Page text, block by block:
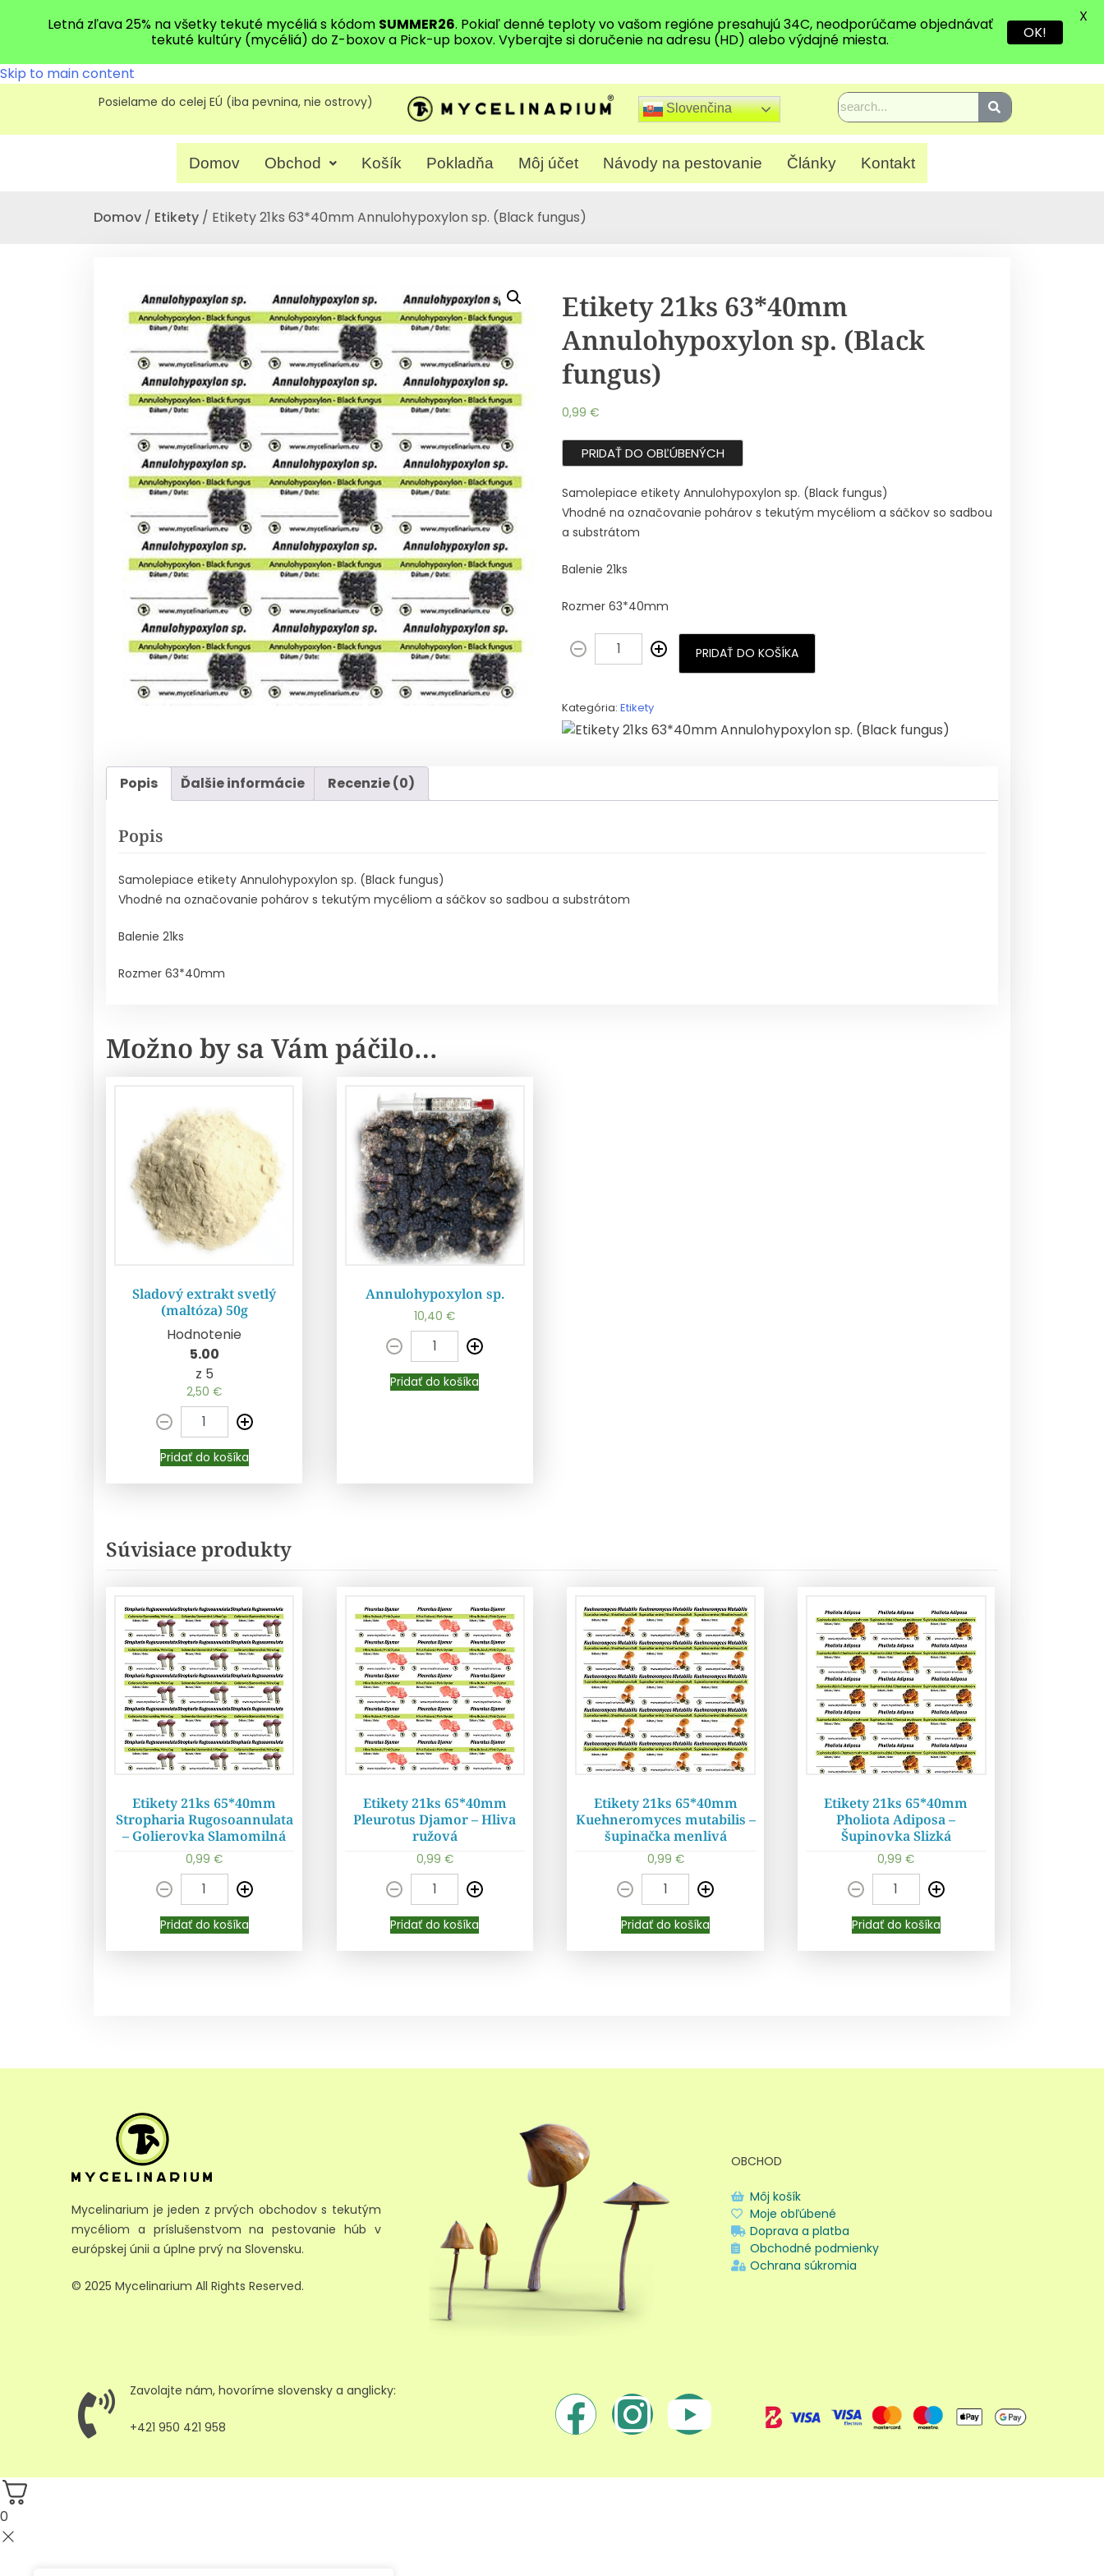
Skip to main content
Posielame do celej EÚ (iba pevnina, nie ostrovy) Slovenčina
Domov Obchod Košík Pokladňa Môj účet Návody na pestovanie Články Kontakt
Domov / Etikety / Etikety 21ks 63*40mm Annulohypoxylon sp. (Black fungus)
Etikety 21ks 63*40mm
Annulohypoxylon sp. (Black
fungus)
0,99 €
PRIDAŤ DO OBĽÚBENÝCH
Samolepiace etikety Annulohypoxylon sp. (Black fungus)
Vhodné na označovanie pohárov s tekutým mycéliom a sáčkov so sadbou
a substrátom
Balenie 21ks
Rozmer 63*40mm
PRIDAŤ DO KOŠÍKA
Kategória: Etikety
Popis Ďalšie informácie Recenzie (0)
Popis
Samolepiace etikety Annulohypoxylon sp. (Black fungus)
Vhodné na označovanie pohárov s tekutým mycéliom a sáčkov so sadbou a substrátom
Balenie 21ks
Rozmer 63*40mm
Možno by sa Vám páčilo…
Pridať do košíka
Sladový extrakt svetlý
(maltóza) 50g
Hodnotenie
5.00
z 5
2,50€
Pridať do košíka
Pridať do košíka
Annulohypoxylon sp.
10,40€
Pridať do košíka
Súvisiace produkty
Pridať do košíka
Etikety 21ks 65*40mm
Stropharia Rugosoannulata
– Golierovka Slamomilná
0,99€
Pridať do košíka
Pridať do košíka
Etikety 21ks 65*40mm
Pleurotus Djamor – Hliva
ružová
0,99 €
Pridať do košíka
Pridať do košíka
Etikety 21ks 65*40mm
Kuehneromyces mutabilis –
šupinačka menlivá
0,99 €
Pridať do košíka
Pridať do košíka
Etikety 21ks 65*40mm
Pholiota Adiposa –
Šupinovka Slizká
0,99€
Pridať do košíka
Mycelinarium je jeden z prvých obchodov s tekutým
mycéliom a príslušenstvom na pestovanie húb v
európskej únii a úplne prvý na Slovensku.
© 2025 Mycelinarium All Rights Reserved.
OBCHOD
Môj košík
Moje obľúbené
Doprava a platba
Obchodné podmienky
Ochrana súkromia
Zavolajte nám, hovoríme slovensky a anglicky:
+421 950 421 958
Letná zľava 25% na všetky tekuté mycéliá s kódom SUMMER26. Pokiaľ denné teploty vo vašom regióne presahujú 34C, neodporúčame objednávať
tekuté kultúry (mycéliá) do Z-boxov a Pick-up boxov. Vyberajte si doručenie na adresu (HD) alebo výdajné miesta.
OK!
X
0